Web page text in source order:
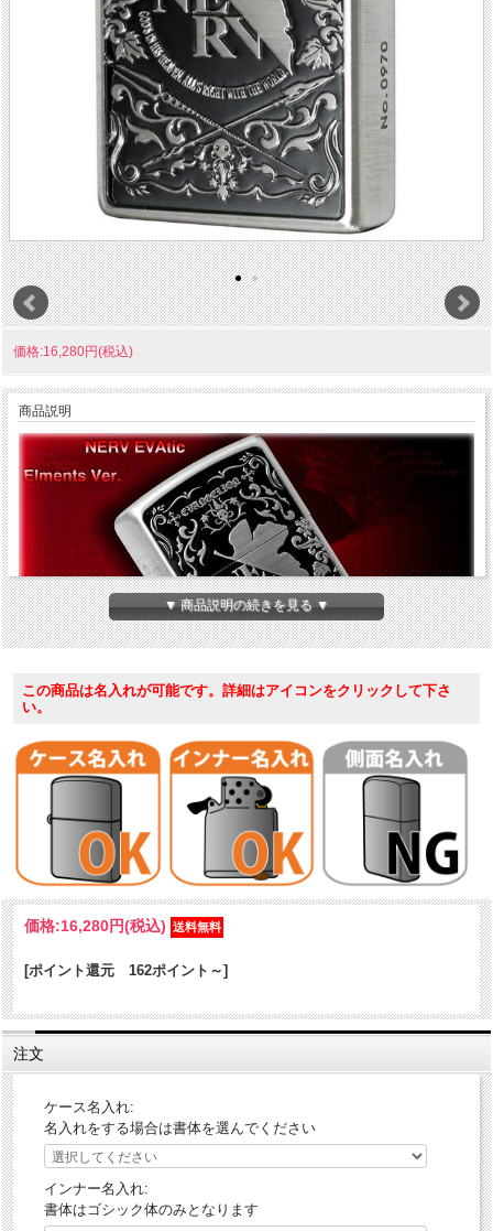
価格:16,280円(税込)
商品説明
EVA STOREからクラシカルなデザインをベースに、エヴァの世界観を
凝縮したZIPPOが登場！
「NERVマーク」「ロンギヌスの槍」「カシウスの槍」「使徒」などを
モチーフにデザインされた個性的な装飾が特徴です。重厚な質感と優
美さを併せ持つ大人の逸品に仕上がっています。エッチングによる精
細な彫り込みが存在感抜群のZIPPOです。
※一つずつ手作業で研磨仕上をしている為、繊細な部分には多少の個
ケース形状：レギュラー・ケース
▼ 商品説明の続きを見る ▼
この商品は名入れが可能です。詳細はアイコンをクリックして下さ
い。
価格:16,280円(税込)
[ポイント還元 162ポイント～]
注文
ケース名入れ:
名入れをする場合は書体を選んでください
インナー名入れ:
書体はゴシック体のみとなります